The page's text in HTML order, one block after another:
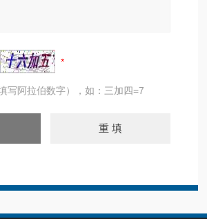
写阿拉伯数字），如：三加四=7